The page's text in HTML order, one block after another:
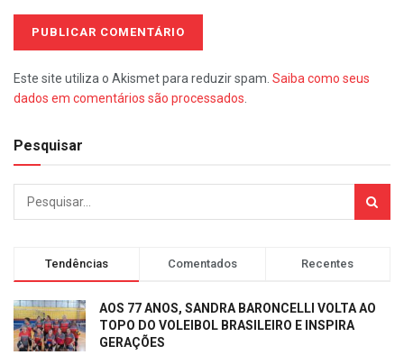
Este site utiliza o Akismet para reduzir spam. Saiba como seus
dados em comentários são processados
Pesquisar
Tendências Comentados Recentes
AOS 77 ANOS, SANDRA BARONCELLI VOLTA AO
TOPO DO VOLEIBOL BRASILEIRO E INSPIRA
GERAÇÕES